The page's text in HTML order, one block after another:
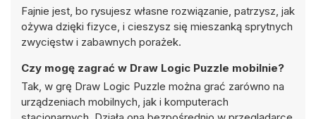
Fajnie jest, bo rysujesz własne rozwiązanie, patrzysz, jak
ożywa dzięki fizyce, i cieszysz się mieszanką sprytnych
zwycięstw i zabawnych porażek.
Czy mogę zagrać w Draw Logic Puzzle mobilnie?
Tak, w grę Draw Logic Puzzle można grać zarówno na
urządzeniach mobilnych, jak i komputerach